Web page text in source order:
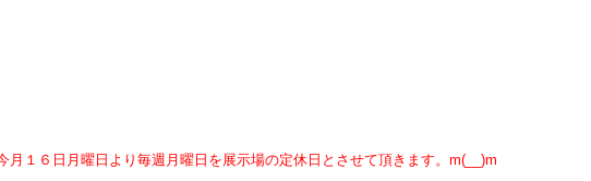
月１６日月曜日より毎週月曜日を展示場の定休日とさせて頂きます。m(__)m